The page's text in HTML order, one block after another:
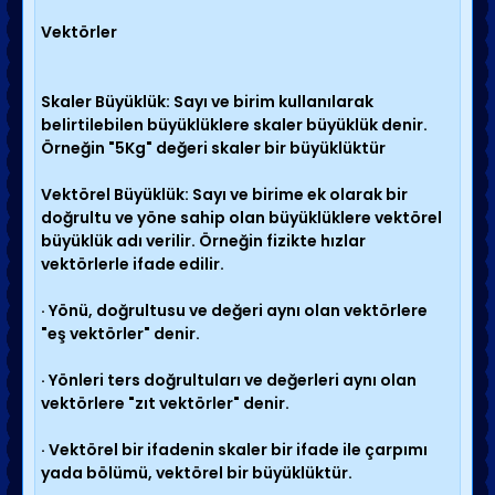
3. Çokgen Metodu:
aşamada pratik değildir. Çünkü bu yöntemde
vektörler ikişer ikişer alındığından çözüm yolu pratik
olmayacaktır.)
verilirse kullanabileceğimiz pratik metottur.
Vektörler
Skaler Büyüklük: Sayı ve birim kullanılarak
belirtilebilen büyüklüklere skaler büyüklük denir.
Örneğin "5Kg" değeri skaler bir büyüklüktür
Vektörel Büyüklük: Sayı ve birime ek olarak bir
doğrultu ve yöne sahip olan büyüklüklere vektörel
büyüklük adı verilir. Örneğin fizikte hızlar
vektörlerle ifade edilir.
· Yönü, doğrultusu ve değeri aynı olan vektörlere
"eş vektörler" denir.
· Yönleri ters doğrultuları ve değerleri aynı olan
vektörlere "zıt vektörler" denir.
· Vektörel bir ifadenin skaler bir ifade ile çarpımı
yada bölümü, vektörel bir büyüklüktür.